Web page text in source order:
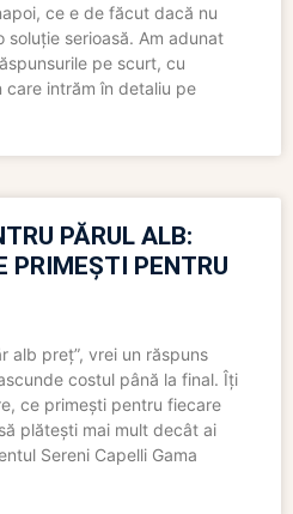
ce e de făcut dacă nu
serioasă. Am adunat
pe scurt, cu
intrăm în detaliu pe
PĂRUL ALB:
PRIMEȘTI PENTRU
alb preț”, vrei un răspuns
costul până la final. Îți
ce primești pentru fiecare
plătești mai mult decât ai
Sereni Capelli Gama